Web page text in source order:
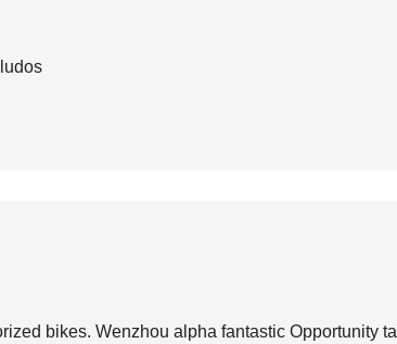
bikes. Wenzhou alpha fantastic Opportunity